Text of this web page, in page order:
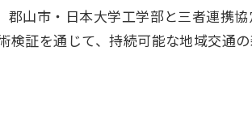
郡山市・日本大学工学部と三者連携
証を通じて、持続可能な地域交通の